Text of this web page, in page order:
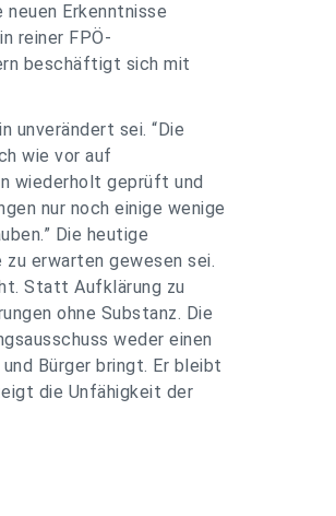
neuen Erkenntnisse
reiner FPÖ-
beschäftigt sich mit
unverändert sei. “Die
wie vor auf
wiederholt geprüft und
nur noch einige wenige
Die heutige
zu erwarten gewesen sei.
Statt Aufklärung zu
ohne Substanz. Die
weder einen
Bürger bringt. Er bleibt
die Unfähigkeit der